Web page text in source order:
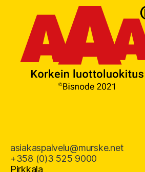
asiakaspalvelu@murske.net
+358 (0)3 525 9000
Pirkkala